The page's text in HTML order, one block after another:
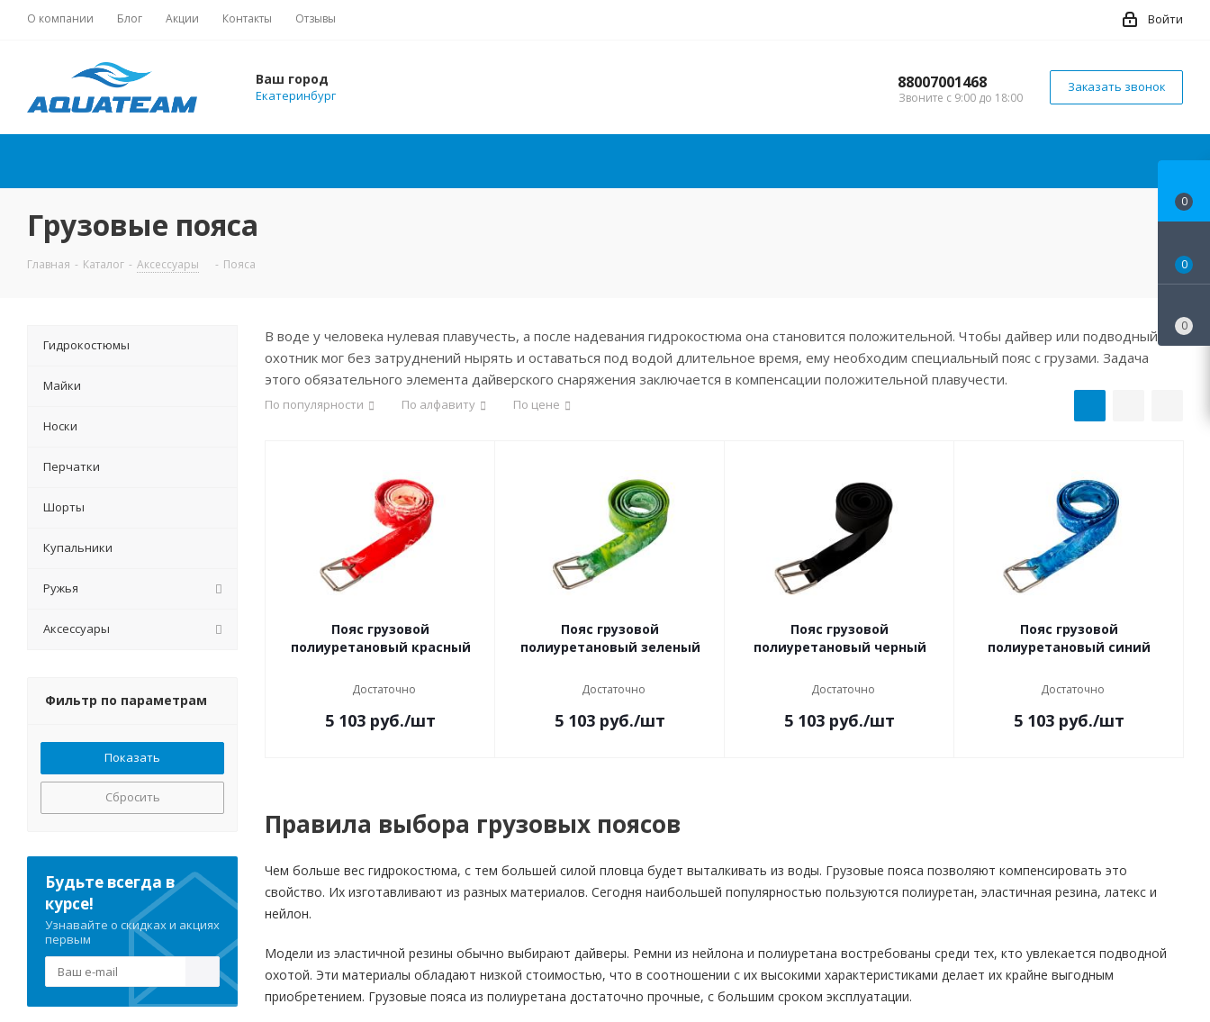
О компании Блог Акции Контакты Отзывы Войти
Ваш город
Екатеринбург
88007001468
Звоните с 9:00 до 18:00
Заказать звонок
Грузовые пояса
Главная - Каталог - Аксессуары - Пояса
В воде у человека нулевая плавучесть, а после надевания гидрокостюма она становится положительной. Чтобы дайвер или подводный
охотник мог без затруднений нырять и оставаться под водой длительное время, ему необходим специальный пояс с грузами. Задача
этого обязательного элемента дайверского снаряжения заключается в компенсации положительной плавучести.
По популярности По алфавиту По цене
Пояс грузовой
полиуретановый красный
Достаточно
5 103 руб./шт
Пояс грузовой
полиуретановый зеленый
Достаточно
5 103 руб./шт
Пояс грузовой
полиуретановый черный
Достаточно
5 103 руб./шт
Пояс грузовой
полиуретановый синий
Достаточно
5 103 руб./шт
Правила выбора грузовых поясов
Чем больше вес гидрокостюма, с тем большей силой пловца будет выталкивать из воды. Грузовые пояса позволяют компенсировать это
свойство. Их изготавливают из разных материалов. Сегодня наибольшей популярностью пользуются полиуретан, эластичная резина, латекс и
нейлон.
Модели из эластичной резины обычно выбирают дайверы. Ремни из нейлона и полиуретана востребованы среди тех, кто увлекается подводной
охотой. Эти материалы обладают низкой стоимостью, что в соотношении с их высокими характеристиками делает их крайне выгодным
приобретением. Грузовые пояса из полиуретана достаточно прочные, с большим сроком эксплуатации.
Гидрокостюмы
Майки
Носки
Перчатки
Шорты
Купальники
Ружья
Аксессуары
Фильтр по параметрам
Сбросить
Будьте всегда в
курсе!
Узнавайте о скидках и акциях
первым
0
0
0